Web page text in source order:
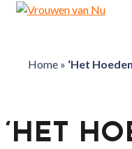
Home» ‘Het
‘HET